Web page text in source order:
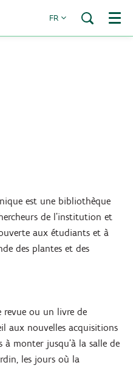
FR Menu
est une bibliothèque
de l’institution et
aux étudiants et à
des plantes et des
revue ou un livre de
aux nouvelles acquisitions
à monter jusqu’à la salle de
les jours où la